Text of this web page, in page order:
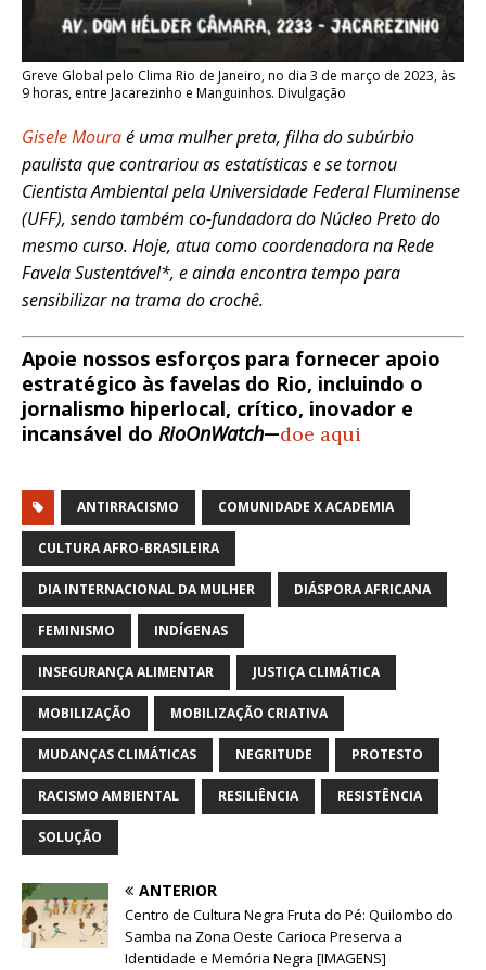
Greve Global pelo Clima Rio de Janeiro, no dia 3 de março de 2023, às
9 horas, entre Jacarezinho e Manguinhos. Divulgação
Gisele Mouraé uma mulher preta, filha do subúrbio
paulista que contrariou as estatísticas e se tornou
Cientista Ambiental pela Universidade Federal Fluminense
(UFF), sendo também co-fundadora do Núcleo Preto do
mesmo curso. Hoje, atua como coordenadora na Rede
Favela Sustentável*, e ainda encontra tempo para
sensibilizar na trama do crochê.
Apoie nossos esforços para fornecer apoio
estratégico às favelas do Rio, incluindo o
jornalismo hiperlocal, crítico, inovador e
incansável do RioOnWatch—doe aqui
ANTIRRACISMO COMUNIDADE X ACADEMIA
CULTURA AFRO-BRASILEIRA
DIA INTERNACIONAL DA MULHER DIÁSPORA AFRICANA
FEMINISMO INDÍGENAS
INSEGURANÇA ALIMENTAR JUSTIÇA CLIMÁTICA
MOBILIZAÇÃO MOBILIZAÇÃO CRIATIVA
MUDANÇAS CLIMÁTICAS NEGRITUDE PROTESTO
RACISMO AMBIENTAL RESILIÊNCIA RESISTÊNCIA
SOLUÇÃO
ANTERIOR
Centro de Cultura Negra Fruta do Pé: Quilombo do
Samba na Zona Oeste Carioca Preserva a
Identidade e Memória Negra [IMAGENS]